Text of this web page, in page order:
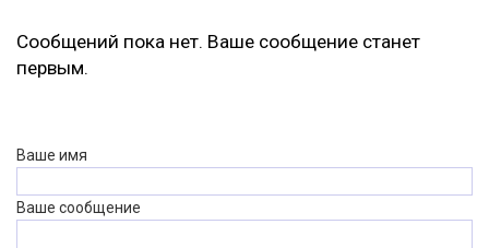
Сообщений пока нет. Ваше сообщение станет
первым.
Ваше имя
Ваше сообщение